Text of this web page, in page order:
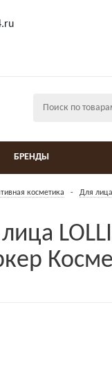
БРЕНДЫ
косметика - Для лица